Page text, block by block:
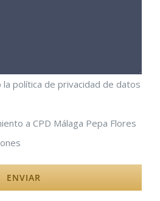
política de privacidad de datos
a CPD Málaga Pepa Flores